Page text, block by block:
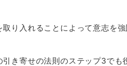
り入れることによって意志を強
き寄せの法則のステップ3で